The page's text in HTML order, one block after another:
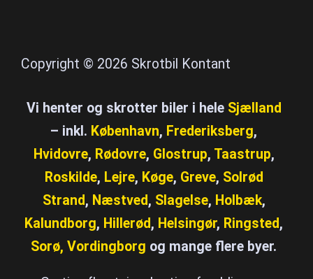
Copyright © 2026 Skrotbil Kontant
Vi henter og skrotter biler i hele Sjælland
– inkl. København, Frederiksberg,
Hvidovre, Rødovre, Glostrup, Taastrup,
Roskilde, Lejre, Køge, Greve, Solrød
Strand, Næstved, Slagelse, Holbæk,
Kalundborg, Hillerød, Helsingør, Ringsted,
Sorø, Vordingborg og mange flere byer.